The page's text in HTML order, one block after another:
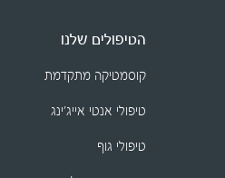
הטיפולים שלנו
קוסמטיקה מתקדמת
טיפולי אנטי אייג׳ינג
טיפולי גוף